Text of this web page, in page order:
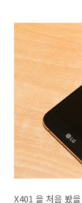
X401 을 처음 봤